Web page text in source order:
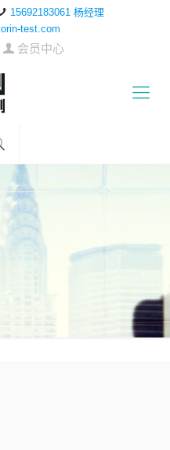
15692183061 杨经理
test.com
会员中心